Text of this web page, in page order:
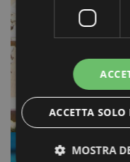
ACCETTA
MOSTRA